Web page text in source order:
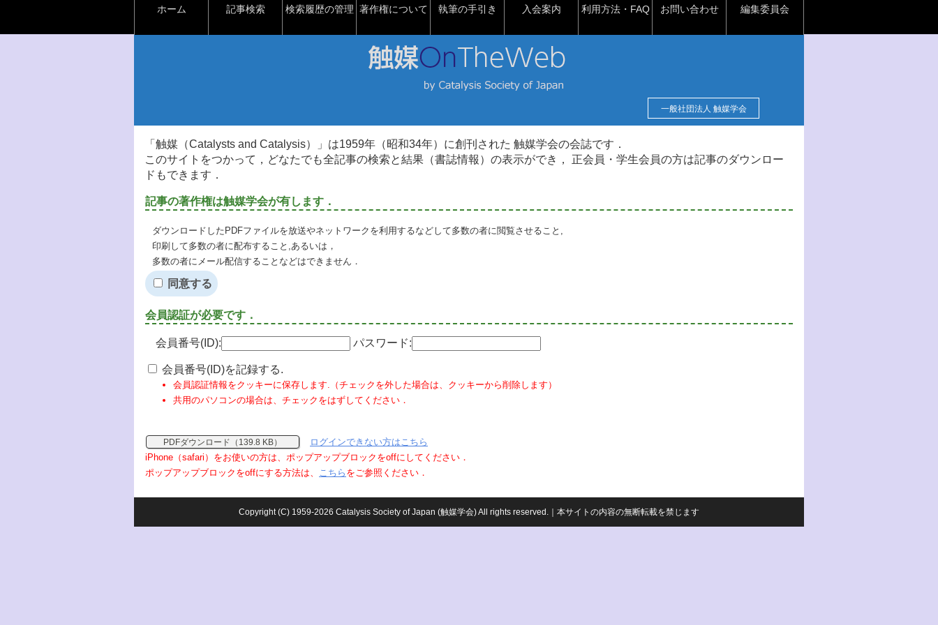
ホーム 記事検索 検索履歴の管理 著作権について 執筆の手引き 入会案内 利用方法・FAQ お問い合わせ 編集委員会
一般社団法人 触媒学会
「触媒（Catalysts and Catalysis）」は1959年（昭和34年）に創刊された 触媒学会の会誌です．
このサイトをつかって，どなたでも全記事の検索と結果（書誌情報）の表示ができ， 正会員・学生会員の方は記事のダウンロー
ドもできます．
記事の著作権は触媒学会が有します．
ダウンロードしたPDFファイルを放送やネットワークを利用するなどして多数の者に閲覧させること,
印刷して多数の者に配布すること,あるいは，
多数の者にメール配信することなどはできません．
同意する
会員認証が必要です．
会員番号(ID): パスワード:
会員番号(ID)を記録する.
会員認証情報をクッキーに保存します.（チェックを外した場合は、クッキーから削除します）
共用のパソコンの場合は、チェックをはずしてください．
PDFダウンロード（139.8 KB）
ログインできない方はこちら
iPhone（safari）をお使いの方は、ポップアップブロックをoffにしてください．
ポップアップブロックをoffにする方法は、 こちら をご参照ください．
Copyright (C) 1959-2026 Catalysis Society of Japan (触媒学会) All rights reserved.｜本サイトの内容の無断転載を禁じます